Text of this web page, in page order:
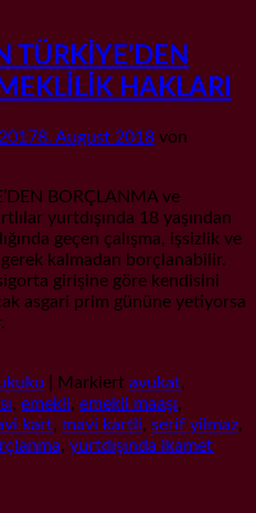
TÜRKİYE’DEN
HAKLARI
8. August 2018 von
BORÇLANMA ve
yurtdışında 18 yaşından
geçen çalışma, işsizlik ve
gerek kalmadan borçlanabilir.
girişine göre kendisini
asgari prim gününe yetiyorsa
Markiert avukat,
, emekli, emekli maaşı,
kart, mavi kartli, serif yilmaz,
, yurtdışında ikamet